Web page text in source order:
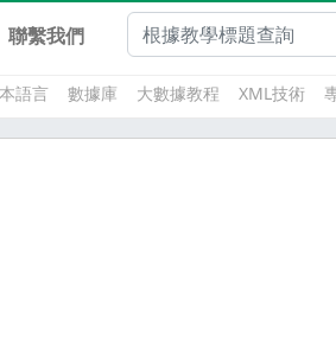
聯繫我們
語言 數據庫 大數據教程 XML技術